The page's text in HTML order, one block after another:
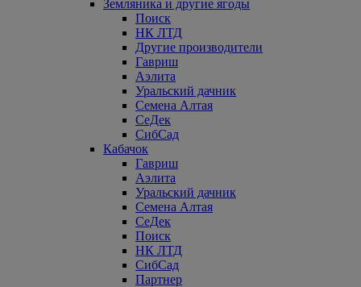
Земляника и другие ягоды
Поиск
НК ЛТД
Другие производители
Гавриш
Аэлита
Уральский дачник
Семена Алтая
СеДек
СибСад
Кабачок
Гавриш
Аэлита
Уральский дачник
Семена Алтая
СеДек
Поиск
НК ЛТД
СибСад
Партнер